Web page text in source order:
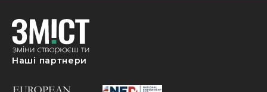
Наші партнери